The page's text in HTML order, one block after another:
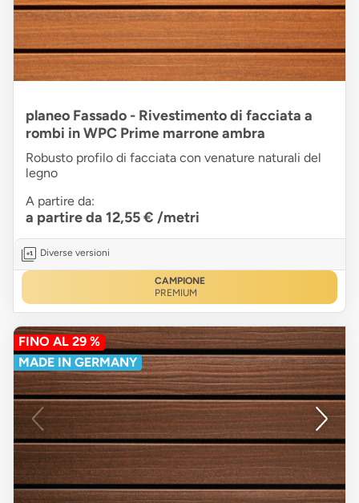
planeo Fassado - Rivestimento di facciata a
rombi in WPC Prime marrone ambra
Robusto profilo di facciata con venature naturali del
legno
A partire da:
a partire da 12,55 € /metri
Diverse versioni
CAMPIONE
PREMIUM
FINO AL 29 %
MADE IN GERMANY